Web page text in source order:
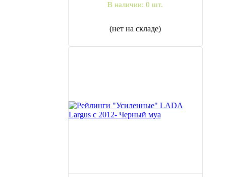
В наличии: 0 шт.
(нет на складе)